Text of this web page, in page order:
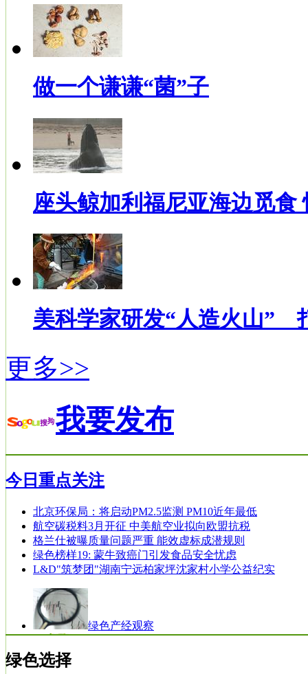
做一个谦谦“菌”子
座头鲸加利福尼亚海边觅食
美科学家研发“人造火山”
更多>>
我要发布
今日重点关注
北京环保局：将启动PM2.5监测 PM10近年最低
航空碳税料3月开征 中美航空业拟向欧盟抗税
格兰仕被曝质量问题严重 能效虚标成潜规则
绿色榜样19: 蒙牛致癌门引发食品安全忧虑
L&D"筑梦团"湖南宁远柏家坪沈家村小学公益纪实
绿色产经观察
绿色选择